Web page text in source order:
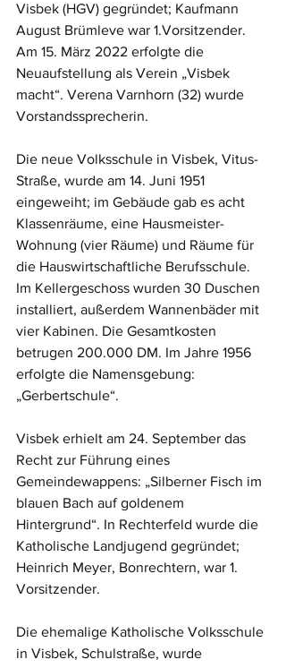
Visbek (HGV) gegründet; Kaufmann
August Brümleve war 1.Vorsitzender.
Am 15. März 2022 erfolgte die
Neuaufstellung als Verein „Visbek
macht“. Verena Varnhorn (32) wurde
Vorstandssprecherin.
Die neue Volksschule in Visbek, Vitus-
Straße, wurde am 14. Juni 1951
eingeweiht; im Gebäude gab es acht
Klassenräume, eine Hausmeister-
Wohnung (vier Räume) und Räume für
die Hauswirtschaftliche Berufsschule.
Im Kellergeschoss wurden 30 Duschen
installiert, außerdem Wannenbäder mit
vier Kabinen. Die Gesamtkosten
betrugen 200.000 DM. Im Jahre 1956
erfolgte die Namensgebung:
„Gerbertschule“.
Visbek erhielt am 24. September das
Recht zur Führung eines
Gemeindewappens: „Silberner Fisch im
blauen Bach auf goldenem
Hintergrund“. In Rechterfeld wurde die
Katholische Landjugend gegründet;
Heinrich Meyer, Bonrechtern, war 1.
Vorsitzender.
Die ehemalige Katholische Volksschule
in Visbek, Schulstraße, wurde